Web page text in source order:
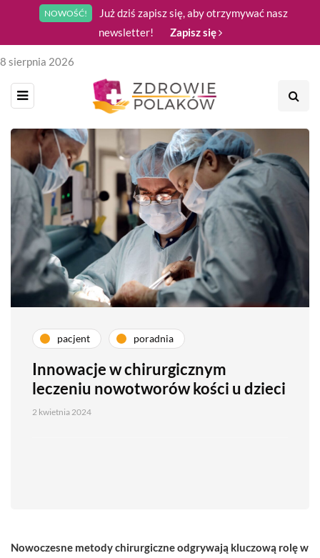
NOWOŚĆ!
Już dziś zapisz się, aby otrzymywać nasz
newsletter!
Zapisz się
8 sierpnia 2026
pacjent poradnia
Innowacje w chirurgicznym
leczeniu nowotworów kości u dzieci
2 kwietnia 2024
Nowoczesne metody chirurgiczne odgrywają kluczową rolę w